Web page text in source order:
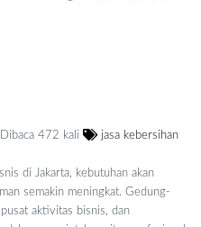
472 kali
jasa kebersihan
di Jakarta, kebutuhan akan
semakin meningkat. Gedung-
aktivitas bisnis, dan